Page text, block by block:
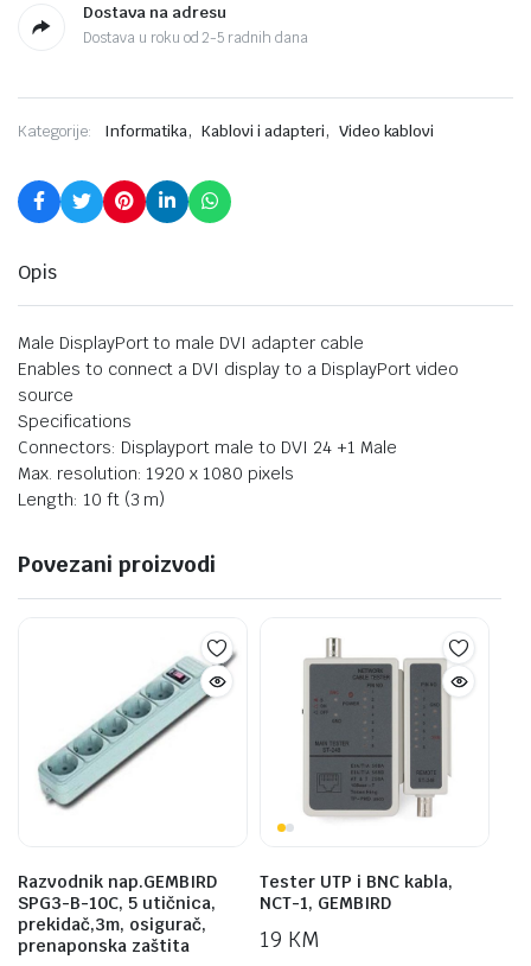
Dostava na adresu
Dostava u roku od 2-5 radnih dana
Kategorije: Informatika, Kablovi i adapteri, Video kablovi
Opis
Male DisplayPort to male DVI adapter cable
Enables to connect a DVI display to a DisplayPort video
source
Specifications
Connectors: Displayport male to DVI 24 +1 Male
Max. resolution: 1920 x 1080 pixels
Length: 10 ft (3 m)
Povezani proizvodi
Razvodnik nap.GEMBIRD
SPG3-B-10C, 5 utičnica,
prekidač,3m, osigurač,
prenaponska zaštita
Tester UTP i BNC kabla,
NCT-1, GEMBIRD
19 KM